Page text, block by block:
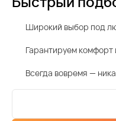
Широкий выбор под
Гарантируем комфорт
Всегда вовремя —